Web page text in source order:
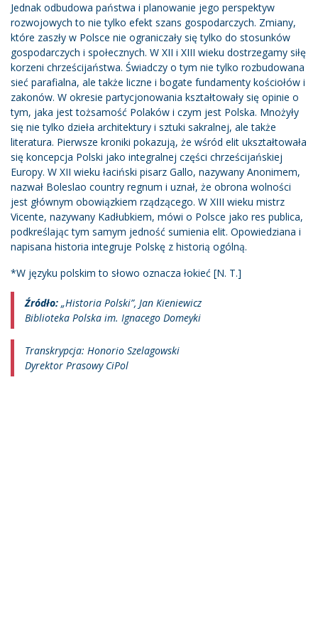
Jednak odbudowa państwa i planowanie jego perspektyw
rozwojowych to nie tylko efekt szans gospodarczych. Zmiany,
które zaszły w Polsce nie ograniczały się tylko do stosunków
gospodarczych i społecznych. W XII i XIII wieku dostrzegamy siłę
korzeni chrześcijaństwa. Świadczy o tym nie tylko rozbudowana
sieć parafialna, ale także liczne i bogate fundamenty kościołów i
zakonów. W okresie partycjonowania kształtowały się opinie o
tym, jaka jest tożsamość Polaków i czym jest Polska. Mnożyły
się nie tylko dzieła architektury i sztuki sakralnej, ale także
literatura. Pierwsze kroniki pokazują, że wśród elit ukształtowała
się koncepcja Polski jako integralnej części chrześcijańskiej
Europy. W XII wieku łaciński pisarz Gallo, nazywany Anonimem,
nazwał Boleslao country regnum i uznał, że obrona wolności
jest głównym obowiązkiem rządzącego. W XIII wieku mistrz
Vicente, nazywany Kadłubkiem, mówi o Polsce jako res publica,
podkreślając tym samym jedność sumienia elit. Opowiedziana i
napisana historia integruje Polskę z historią ogólną.
*W języku polskim to słowo oznacza łokieć [N. T.]
Źródło: „Historia Polski”, Jan Kieniewicz
Biblioteka Polska im. Ignacego Domeyki
Transkrypcja: Honorio Szelagowski
Dyrektor Prasowy CiPol